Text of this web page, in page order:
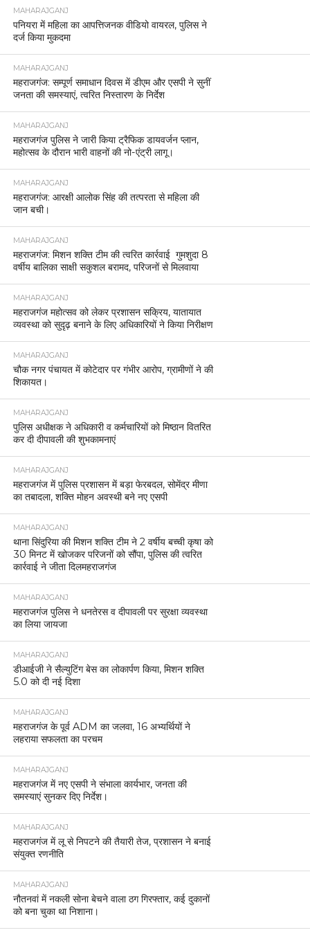
MAHARAJGANJ
पनियरा में महिला का आपत्तिजनक वीडियो वायरल, पुलिस ने
दर्ज किया मुकदमा
MAHARAJGANJ
महराजगंज: सम्पूर्ण समाधान दिवस में डीएम और एसपी ने सुनीं
जनता की समस्याएं, त्वरित निस्तारण के निर्देश
MAHARAJGANJ
महराजगंज पुलिस ने जारी किया ट्रैफिक डायवर्जन प्लान,
महोत्सव के दौरान भारी वाहनों की नो-एंट्री लागू।
MAHARAJGANJ
महराजगंज: आरक्षी आलोक सिंह की तत्परता से महिला की
जान बची।
MAHARAJGANJ
महराजगंज: मिशन शक्ति टीम की त्वरित कार्रवाई गुमशुदा 8
वर्षीय बालिका साक्षी सकुशल बरामद, परिजनों से मिलवाया
MAHARAJGANJ
महराजगंज महोत्सव को लेकर प्रशासन सक्रिय, यातायात
व्यवस्था को सुदृढ़ बनाने के लिए अधिकारियों ने किया निरीक्षण
MAHARAJGANJ
चौक नगर पंचायत में कोटेदार पर गंभीर आरोप, ग्रामीणों ने की
शिकायत।
MAHARAJGANJ
पुलिस अधीक्षक ने अधिकारी व कर्मचारियों को मिष्ठान वितरित
कर दी दीपावली की शुभकामनाएं
MAHARAJGANJ
महराजगंज में पुलिस प्रशासन में बड़ा फेरबदल, सोमेंद्र मीणा
का तबादला, शक्ति मोहन अवस्थी बने नए एसपी
MAHARAJGANJ
थाना सिंदुरिया की मिशन शक्ति टीम ने 2 वर्षीय बच्ची कृषा को
30 मिनट में खोजकर परिजनों को सौंपा, पुलिस की त्वरित
कार्रवाई ने जीता दिलमहराजगंज
MAHARAJGANJ
महराजगंज पुलिस ने धनतेरस व दीपावली पर सुरक्षा व्यवस्था
का लिया जायजा
MAHARAJGANJ
डीआईजी ने सैल्युटिंग बेस का लोकार्पण किया, मिशन शक्ति
5.0 को दी नई दिशा
MAHARAJGANJ
महराजगंज के पूर्व ADM का जलवा, 16 अभ्यर्थियों ने
लहराया सफलता का परचम
MAHARAJGANJ
महराजगंज में नए एसपी ने संभाला कार्यभार, जनता की
समस्याएं सुनकर दिए निर्देश।
MAHARAJGANJ
महराजगंज में लू से निपटने की तैयारी तेज, प्रशासन ने बनाई
संयुक्त रणनीति
MAHARAJGANJ
नौतनवां में नकली सोना बेचने वाला ठग गिरफ्तार, कई दुकानों
को बना चुका था निशाना।